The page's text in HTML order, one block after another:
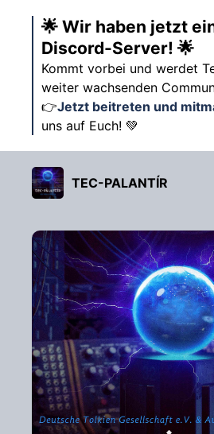
🌟 Wir haben jetzt
Discord-Server! 🌟
Kommt vorbei und werdet
weiter wachsenden
👉Jetzt beitreten und
uns auf Euch! 💚
TEC-PALANTÍR